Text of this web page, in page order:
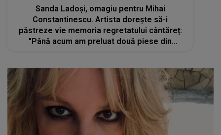
Sanda Ladoși, omagiu pentru Mihai
Constantinescu. Artista dorește să-i
păstreze vie memoria regretatului cântăreț:
"Până acum am preluat două piese din